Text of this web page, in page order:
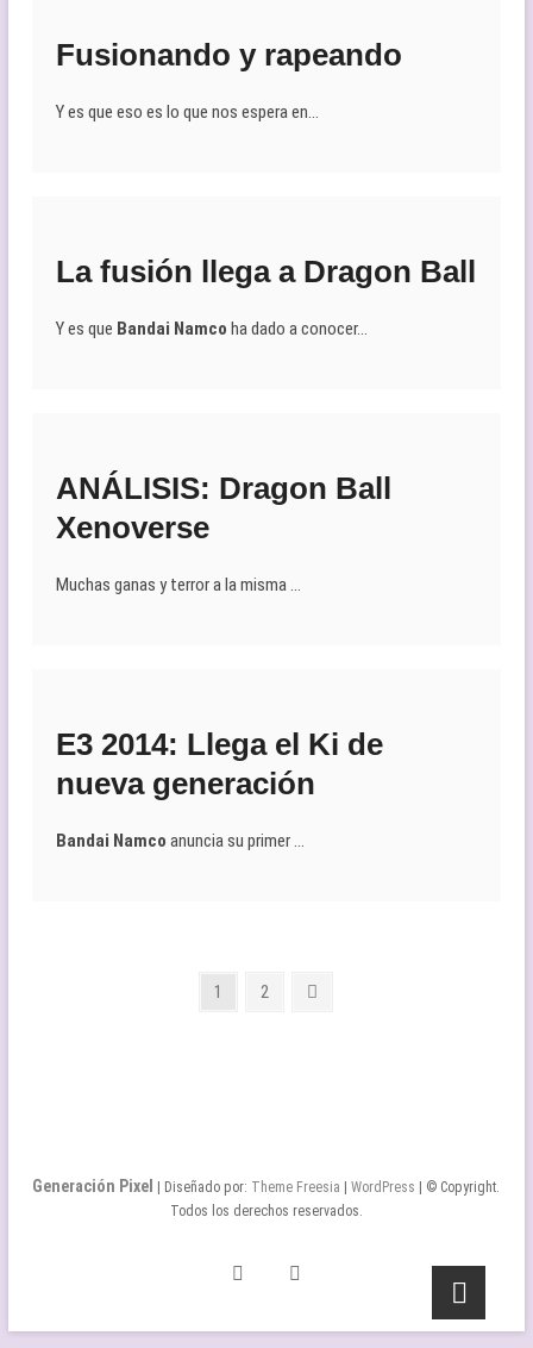
Fusionando y rapeando
Y es que eso es lo que nos espera en…
La fusión llega a Dragon Ball
Y es que Bandai Namco ha dado a conocer…
ANÁLISIS: Dragon Ball
Xenoverse
Muchas ganas y terror a la misma …
E3 2014: Llega el Ki de
nueva generación
Bandai Namco anuncia su primer …
Página
1 Página
2
Generación Pixel | Diseñado por: Theme Freesia |WordPress
| © Copyright.
Todos los derechos reservados.
Twitter